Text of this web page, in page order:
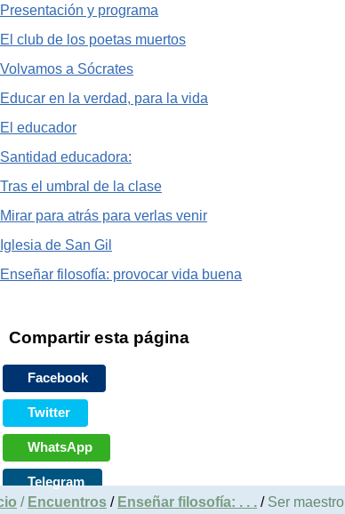
Presentación y programa
El club de los poetas muertos
Volvamos a Sócrates
Educar en la verdad, para la vida
El educador
Santidad educadora:
Tras el umbral de la clase
Mirar para atrás para verlas venir
Iglesia de San Gil
Enseñar filosofía: provocar vida buena
Compartir esta página
Facebook
Twitter
WhatsApp
Telegram
/ Encuentros / Enseñar filosofía: . . . / Ser maestro